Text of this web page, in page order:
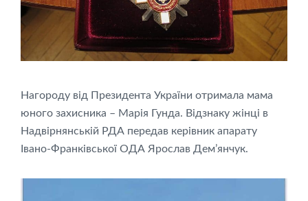
Нагороду від Президента України отримала мама
юного захисника – Марія Гунда. Відзнаку жінці в
Надвірнянській РДА передав керівник апарату
Івано-Франківської ОДА Ярослав Дем’янчук.